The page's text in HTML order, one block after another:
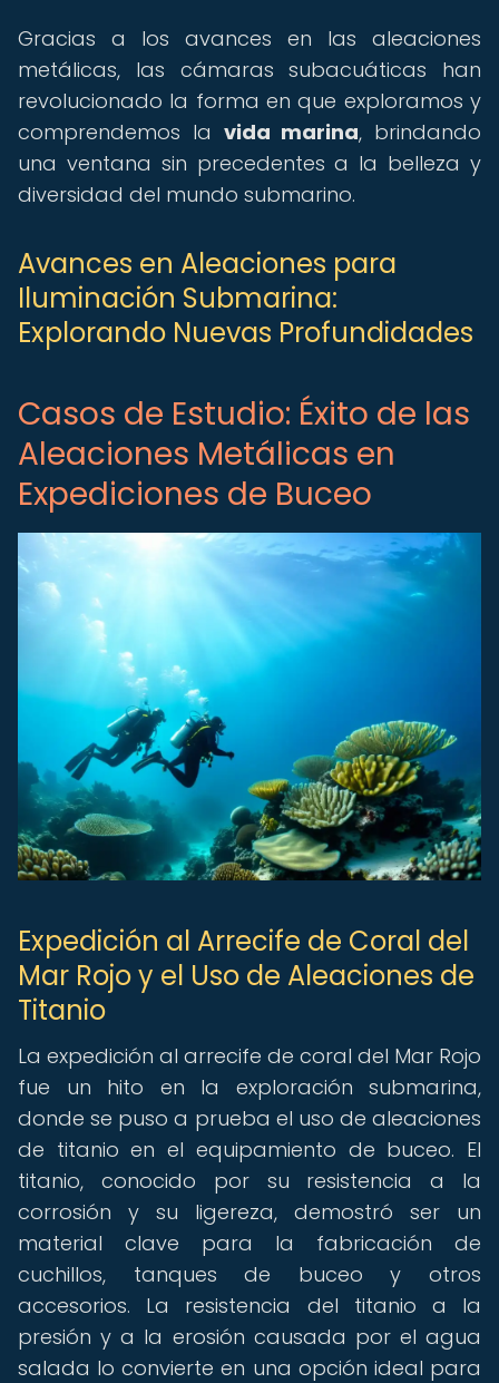
Gracias a los avances en las aleaciones
metálicas, las cámaras subacuáticas han
revolucionado la forma en que exploramos y
comprendemos la vida marina, brindando
una ventana sin precedentes a la belleza y
diversidad del mundo submarino.
Avances en Aleaciones para
Iluminación Submarina:
Explorando Nuevas Profundidades
Casos de Estudio: Éxito de las
Aleaciones Metálicas en
Expediciones de Buceo
Expedición al Arrecife de Coral del
Mar Rojo y el Uso de Aleaciones de
Titanio
La expedición al arrecife de coral del Mar Rojo
fue un hito en la exploración submarina,
donde se puso a prueba el uso de aleaciones
de titanio en el equipamiento de buceo. El
titanio, conocido por su resistencia a la
corrosión y su ligereza, demostró ser un
material clave para la fabricación de
cuchillos, tanques de buceo y otros
accesorios. La resistencia del titanio a la
presión y a la erosión causada por el agua
salada lo convierte en una opción ideal para